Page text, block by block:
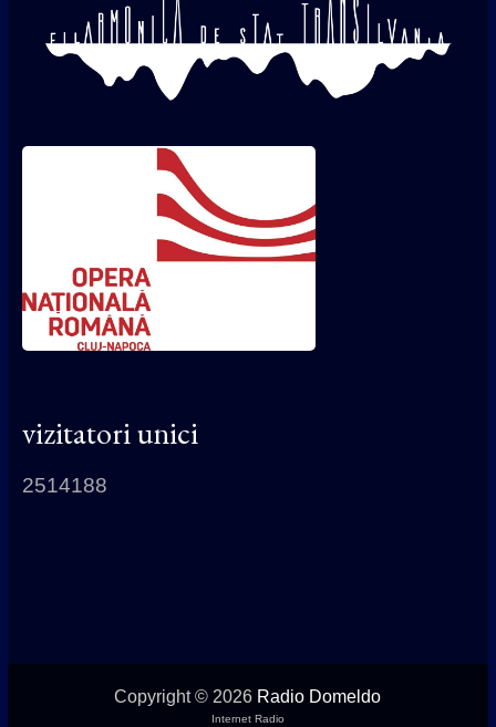
vizitatori unici
2514188
Copyright © 2026 Radio Domeldo
Internet Radio